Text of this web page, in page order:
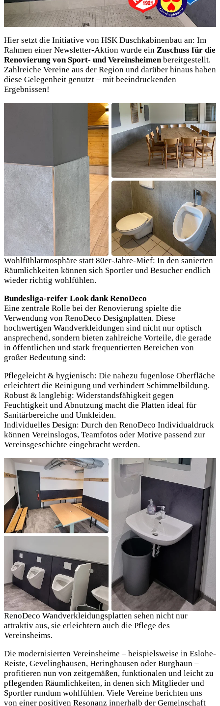
Hier setzt die Initiative von HSK Duschkabinenbau an: Im
Rahmen einer Newsletter-Aktion wurde ein Zuschuss für die
Renovierung von Sport- und Vereinsheimenbereitgestellt.
Zahlreiche Vereine aus der Region und darüber hinaus haben
diese Gelegenheit genutzt – mit beeindruckenden
Ergebnissen!
Wohlfühlatmosphäre statt 80er-Jahre-Mief: In den sanierten
Räumlichkeiten können sich Sportler und Besucher endlich
wieder richtig wohlfühlen.
Bundesliga-reifer Look dank RenoDeco
Eine zentrale Rolle bei der Renovierung spielte die
Verwendung von RenoDeco Designplatten. Diese
hochwertigen Wandverkleidungen sind nicht nur optisch
ansprechend, sondern bieten zahlreiche Vorteile, die gerade
in öffentlichen und stark frequentierten Bereichen von
großer Bedeutung sind:
Pflegeleicht & hygienisch: Die nahezu fugenlose Oberfläche
erleichtert die Reinigung und verhindert Schimmelbildung.
Robust & langlebig: Widerstandsfähigkeit gegen
Feuchtigkeit und Abnutzung macht die Platten ideal für
Sanitärbereiche und Umkleiden.
Individuelles Design: Durch den RenoDeco Individualdruck
können Vereinslogos, Teamfotos oder Motive passend zur
Vereinsgeschichte eingebracht werden.
RenoDeco Wandverkleidungsplatten sehen nicht nur
attraktiv aus, sie erleichtern auch die Pflege des
Vereinsheims.
Die modernisierten Vereinsheime – beispielsweise in Eslohe-
Reiste, Gevelinghausen, Heringhausen oder Burghaun –
profitieren nun von zeitgemäßen, funktionalen und leicht zu
pflegenden Räumlichkeiten, in denen sich Mitglieder und
Sportler rundum wohlfühlen. Viele Vereine berichten uns
von einer positiven Resonanz innerhalb der Gemeinschaft